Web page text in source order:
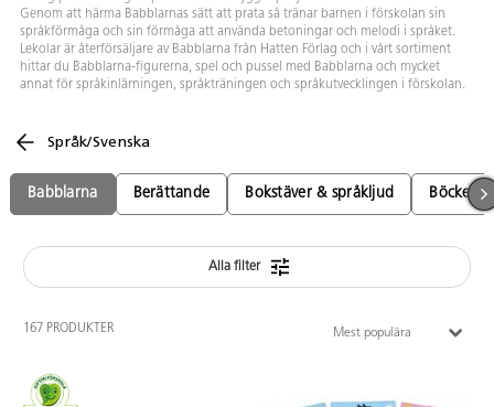
Genom att härma Babblarnas sätt att prata så tränar barnen i förskolan sin
språkförmåga och sin förmåga att använda betoningar och melodi i språket.
Lekolar är återförsäljare av Babblarna från Hatten Förlag och i vårt sortiment
hittar du Babblarna-figurerna, spel och pussel med Babblarna och mycket
annat för språkinlärningen, språkträningen och språkutvecklingen i förskolan.
Språk/Svenska
Babblarna Berättande Bokstäver & språkljud Böcker,
Alla filter
167 PRODUKTER Mest populära